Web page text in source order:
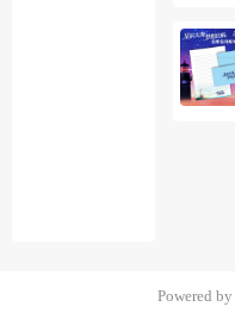
Powered by